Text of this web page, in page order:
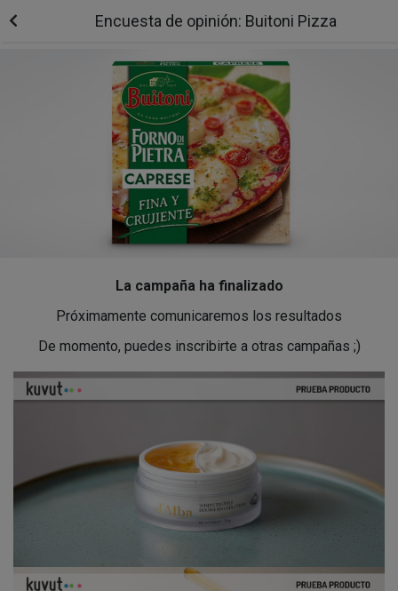
Encuesta de opinión: Buitoni Pizza
La campaña ha finalizado
Próximamente comunicaremos los resultados
De momento, puedes inscribirte a otras campañas ;)